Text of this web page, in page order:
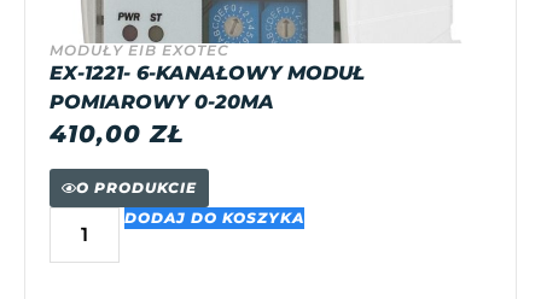
MODUŁY EIB EXOTEC
EX-1221- 6-KANAŁOWY MODUŁ
POMIAROWY 0-20MA
410,00ZŁ
O PRODUKCIE
DODAJ DO KOSZYKA